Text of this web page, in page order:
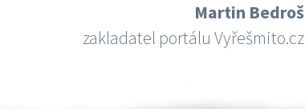
Martin Bedroš
zakladatel portálu Vyřešmito.cz